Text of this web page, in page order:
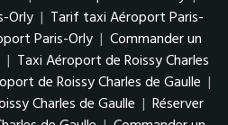
Orly | Tarif taxi Aéroport Paris-
Paris-Orly | Commander un
| Taxi Aéroport de Roissy Charles
de Roissy Charles de Gaulle |
Charles de Gaulle | Réserver